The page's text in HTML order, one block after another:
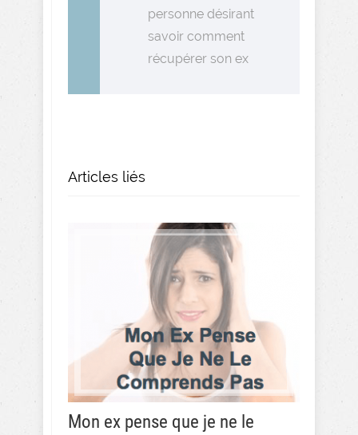
personne désirant
savoir comment
récupérer son ex
Articles liés
Mon ex pense que je ne le